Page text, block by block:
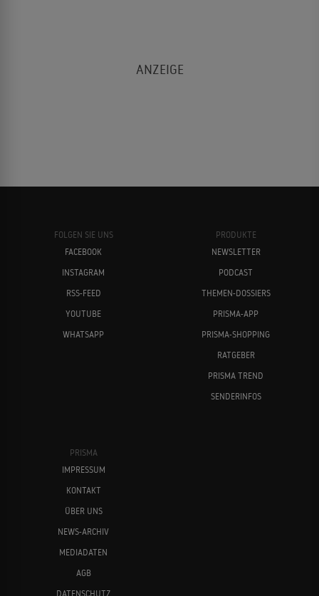
FOLGEN SIE UNS
FACEBOOK
INSTAGRAM
RSS-FEED
YOUTUBE
WHATSAPP
PRODUKTE
NEWSLETTER
PODCAST
THEMEN-DOSSIERS
PRISMA-APP
PRISMA-SHOPPING
RATGEBER
PRISMA TREND
SENDERINFOS
PRISMA
IMPRESSUM
KONTAKT
ÜBER UNS
NEWS-ARCHIV
MEDIADATEN
AGB
DATENSCHUTZ